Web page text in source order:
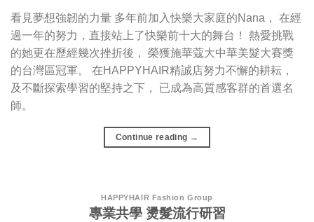
看見夢想強韌的力量 多年前加入快樂大家庭的Nana， 在經
過一年的努力，直接站上了快樂前十大的舞台！ 熱愛挑戰
的她更在歷經幾次挫折後， 榮獲施華蔻大中華美髮大賽獎
的台灣區冠軍。 在HAPPYHAIR精誠店努力不懈的耕耘，
及不斷探索學習的堅持之下， 已成為高質感客群的首選名
師。
Continue reading →
HAPPYHAIR Fashion Group
專業共學 燙髮流行研習